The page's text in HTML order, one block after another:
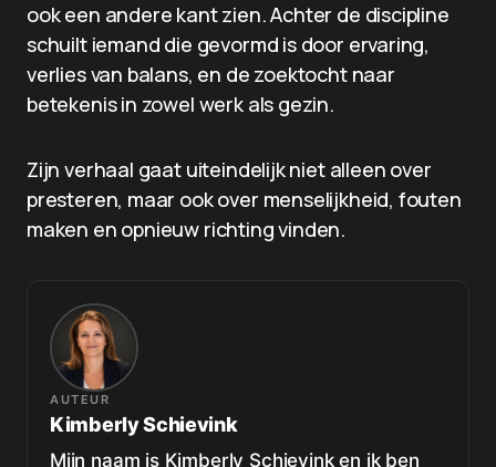
ook een andere kant zien. Achter de discipline
schuilt iemand die gevormd is door ervaring,
verlies van balans, en de zoektocht naar
betekenis in zowel werk als gezin.
Zijn verhaal gaat uiteindelijk niet alleen over
presteren, maar ook over menselijkheid, fouten
maken en opnieuw richting vinden.
AUTEUR
Kimberly Schievink
Mijn naam is Kimberly Schievink en ik ben